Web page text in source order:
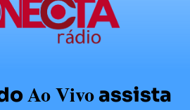
Ao Vivoassista